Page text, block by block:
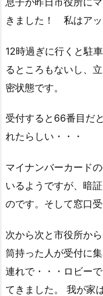
きました！ 私はアッ
12時過ぎに行くと駐
るところもないし、
密状態です。
受付すると66番目だ
れたらしい・・・
マイナンバーカード
いるようですが、暗
のです。そして窓口
次から次と市役所か
筒持った人が受付に
連れで・・・ロビー
てきました。 我が家